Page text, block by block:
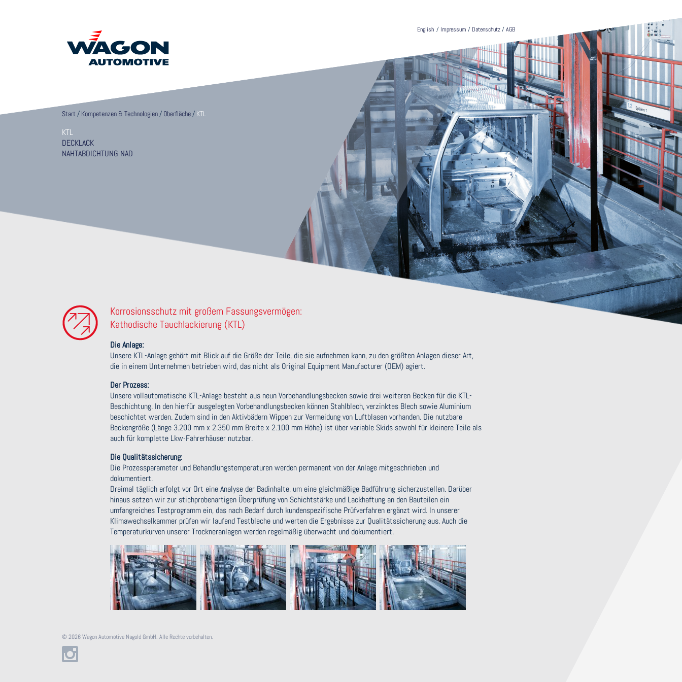
English / Impressum / Datenschutz/AGB
Start / Kompetenzen & Technologien/ Oberfläche/ KTL
KTL
DECKLACK
NAHTABDICHTUNG NAD
Korrosionsschutz mit großem Fassungsvermögen:
Kathodische Tauchlackierung (KTL)
Die Anlage:
Unsere KTL-Anlage gehört mit Blick auf die Größe der Teile, die sie aufnehmen kann, zu den größten Anlagen dieser Art,
die in einem Unternehmen betrieben wird, das nicht als Original Equipment Manufacturer (OEM) agiert.
Der Prozess:
Unsere vollautomatische KTL-Anlage besteht aus neun Vorbehandlungsbecken sowie drei weiteren Becken für die KTL-
Beschichtung. In den hierfür ausgelegten Vorbehandlungsbecken können Stahlblech, verzinktes Blech sowie Aluminium
beschichtet werden. Zudem sind in den Aktivbädern Wippen zur Vermeidung von Luftblasen vorhanden. Die nutzbare
Beckengröße (Länge 3.200 mm x 2.350 mm Breite x 2.100 mm Höhe) ist über variable Skids sowohl für kleinere Teile als
auch für komplette Lkw-Fahrerhäuser nutzbar.
Die Qualitätssicherung:
Die Prozessparameter und Behandlungstemperaturen werden permanent von der Anlage mitgeschrieben und
dokumentiert.
Dreimal täglich erfolgt vor Ort eine Analyse der Badinhalte, um eine gleichmäßige Badführung sicherzustellen. Darüber
hinaus setzen wir zur stichprobenartigen Überprüfung von Schichtstärke und Lackhaftung an den Bauteilen ein
umfangreiches Testprogramm ein, das nach Bedarf durch kundenspezifische Prüfverfahren ergänzt wird. In unserer
Klimawechselkammer prüfen wir laufend Testbleche und werten die Ergebnisse zur Qualitätssicherung aus. Auch die
Temperaturkurven unserer Trockneranlagen werden regelmäßig überwacht und dokumentiert.
© 2026 Wagon Automotive Nagold GmbH. Alle Rechte vorbehalten.